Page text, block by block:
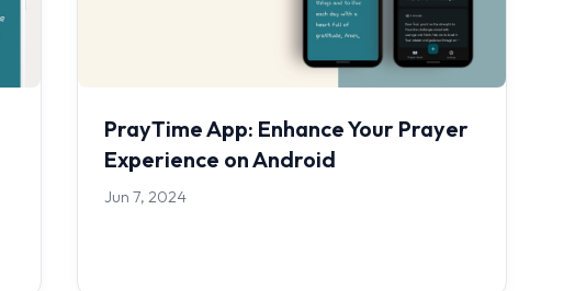
PrayTime App: Enhance Your Prayer
Experience on Android
Jun 7, 2024